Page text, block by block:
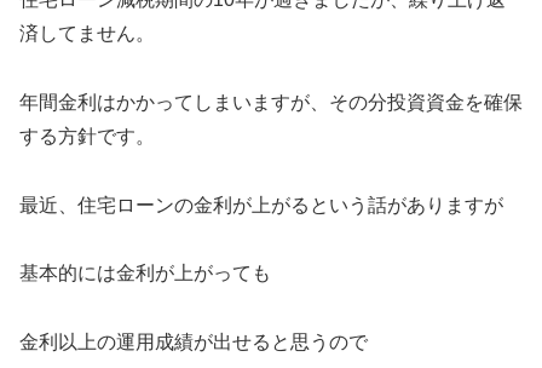
済してません。
年間金利はかかってしまいますが、その分投資資金を確保
する方針です。
最近、住宅ローンの金利が上がるという話がありますが
基本的には金利が上がっても
金利以上の運用成績が出せると思うので